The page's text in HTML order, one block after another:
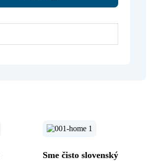
Sme čisto slovenský